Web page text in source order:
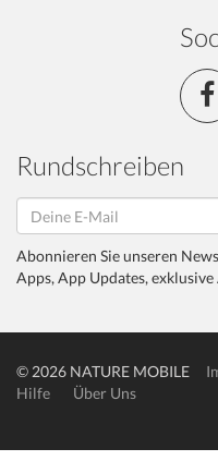
Rundschreiben
Abonnieren Sie unseren
Apps, App Updates,
© 2026 NATURE MOBILE
Hilfe
Über Uns